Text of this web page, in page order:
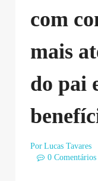
com
mais
do pai
Por Lucas Tavares
0 Comentários